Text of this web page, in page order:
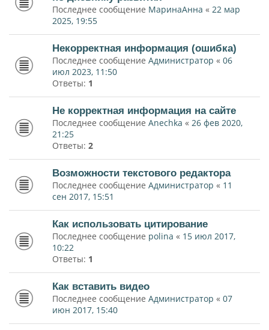
Последнее сообщение МаринаАнна « 22 мар
2025, 19:55
Некорректная информация (ошибка)
Последнее сообщение Администратор « 06
июл 2023, 11:50
Ответы: 1
Не корректная информация на сайте
Последнее сообщение Anechka « 26 фев 2020,
21:25
Ответы: 2
Возможности текстового редактора
Последнее сообщение Администратор « 11
сен 2017, 15:51
Как использовать цитирование
Последнее сообщение polina « 15 июл 2017,
10:22
Ответы: 1
Как вставить видео
Последнее сообщение Администратор « 07
июн 2017, 15:40